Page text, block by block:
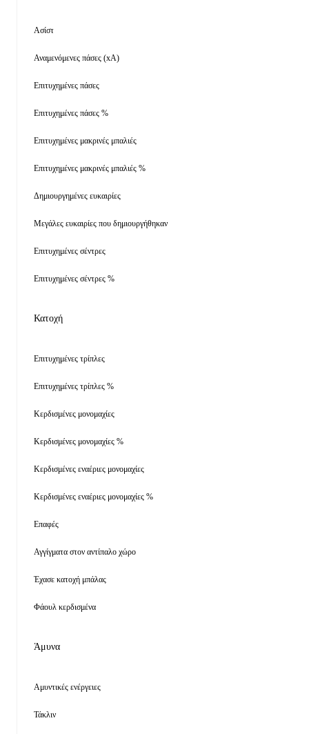
Ασίστ
Αναμενόμενες πάσες (xA)
Επιτυχημένες πάσες
Επιτυχημένες πάσες %
Επιτυχημένες μακρινές μπαλιές
Επιτυχημένες μακρινές μπαλιές %
Δημιουργημένες ευκαιρίες
Μεγάλες ευκαιρίες που δημιουργήθηκαν
Επιτυχημένες σέντρες
Επιτυχημένες σέντρες %
Κατοχή
Επιτυχημένες τρίπλες
Επιτυχημένες τρίπλες %
Κερδισμένες μονομαχίες
Κερδισμένες μονομαχίες %
Κερδισμένες εναέριες μονομαχίες
Κερδισμένες εναέριες μονομαχίες %
Επαφές
Αγγίγματα στον αντίπαλο χώρο
Έχασε κατοχή μπάλας
Φάουλ κερδισμένα
Άμυνα
Αμυντικές ενέργειες
Τάκλιν